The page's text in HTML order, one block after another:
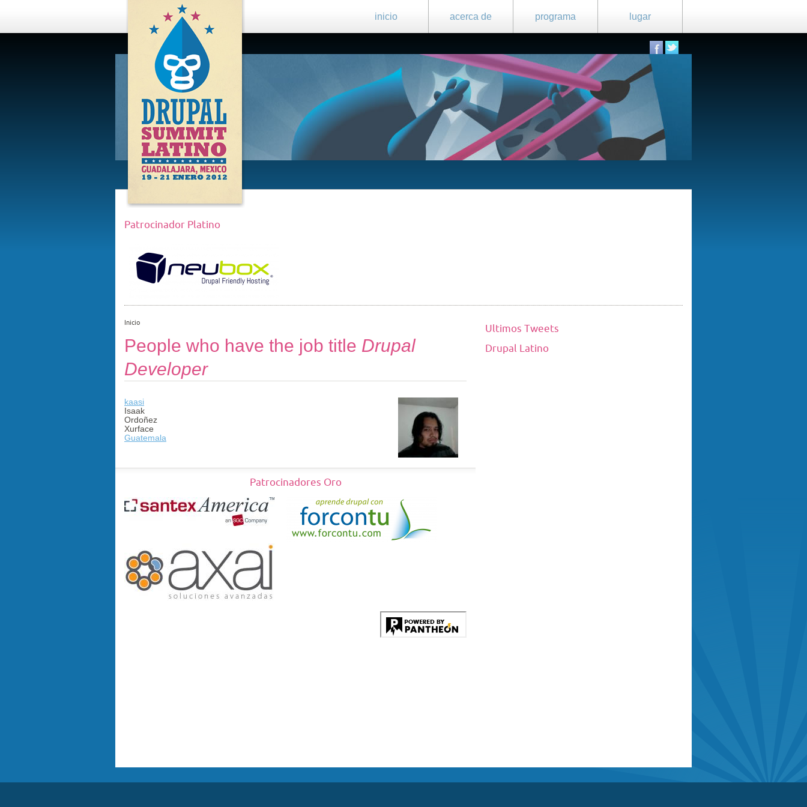
inicio acerca de programa lugar
DRUPAL
SUMMIT
LATINO,
GUADALAJARA
2012
Patrocinador Platino
Inicio
People who have the job title Drupal
Developer
kaasi
Isaak
Ordoñez
Xurface
Guatemala
Patrocinadores Oro
Ultimos Tweets
Drupal Latino